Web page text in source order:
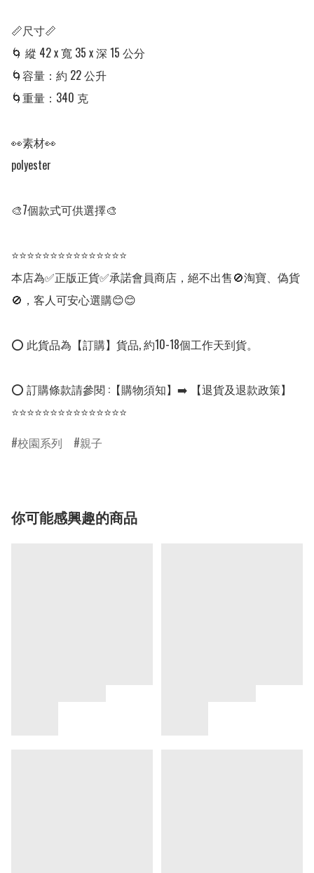
📏尺寸📏
🌀 縱 42 x 寬 35 x 深 15 公分
🌀容量：約 22 公升
🌀重量：340 克
👀素材👀
polyester
🎨7個款式可供選擇🎨
⭐⭐⭐⭐⭐⭐⭐⭐⭐⭐⭐⭐⭐⭐⭐
本店為✅正版正貨✅承諾會員商店，絕不出售🚫淘寶、偽貨
🚫，客人可安心選購😊😊
⭕ 此貨品為【訂購】貨品, 約10-18個工作天到貨。
⭕ 訂購條款請參閱 :【購物須知】➡️ 【退貨及退款政策】
⭐⭐⭐⭐⭐⭐⭐⭐⭐⭐⭐⭐⭐⭐⭐
校園系列
親子
你可能感興趣的商品